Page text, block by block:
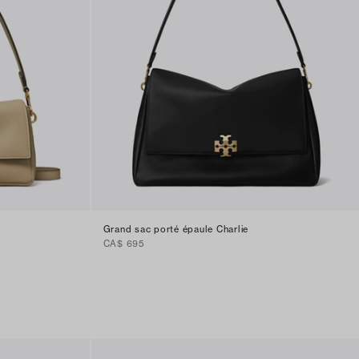
Grand sac porté épaule Charlie
CA$ 695